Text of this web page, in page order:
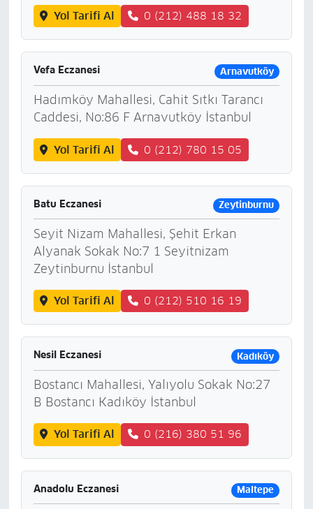
Yol Tarifi Al 0 (212) 488 18 32
Vefa Eczanesi Arnavutköy
Hadımköy Mahallesi, Cahit Sıtkı Tarancı
Caddesi, No:86 F Arnavutköy İstanbul
Yol Tarifi Al 0 (212) 780 15 05
Batu Eczanesi Zeytinburnu
Seyit Nizam Mahallesi, Şehit Erkan
Alyanak Sokak No:7 1 Seyitnizam
Zeytinburnu İstanbul
Yol Tarifi Al 0 (212) 510 16 19
Nesil Eczanesi Kadıköy
Bostancı Mahallesi, Yalıyolu Sokak No:27
B Bostancı Kadıköy İstanbul
Yol Tarifi Al 0 (216) 380 51 96
Anadolu Eczanesi Maltepe